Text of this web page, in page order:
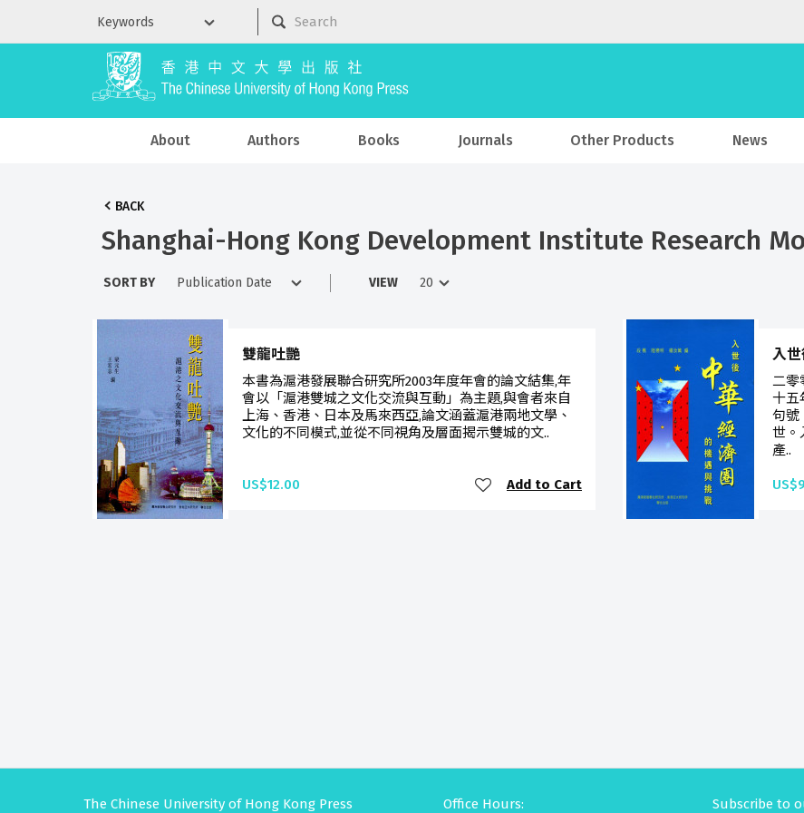
About Authors Books Journals Other Products News
BACK
Shanghai-Hong Kong Development Institute Research
SORT BY VIEW
雙龍吐艷
本書為滬港發展聯合研究所2003年度年會的論文結集,年
會以「滬港雙城之文化交流與互動」為主題,與會者來自
上海、香港、日本及馬來西亞,論文涵蓋滬港兩地文學、
文化的不同模式,並從不同視角及層面揭示雙城的文..
US$12.00 Add to Cart
入
二零
十五
句號
世。
產..
The Chinese University of Hong Kong Press Office Hours: Subscribe to